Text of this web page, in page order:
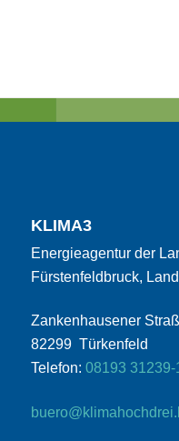
KLIMA3
Energieagentur der
Fürstenfeldbruck,
Zankenhausener
82299 Türkenfeld
Telefon: 08193 31239-